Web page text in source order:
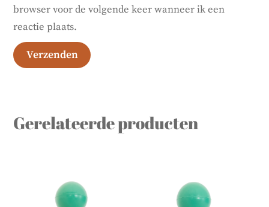
browser voor de volgende keer wanneer ik een
reactie plaats.
Gerelateerde producten